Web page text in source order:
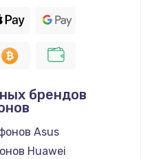
модуля
брендов
Asus
Huawei